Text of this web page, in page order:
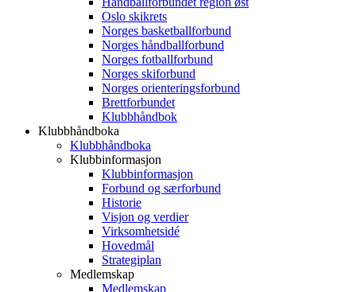
Oslo skikrets
Norges basketballforbund
Norges håndballforbund
Norges fotballforbund
Norges skiforbund
Norges orienteringsforbund
Brettforbundet
Klubbhåndbok
Klubbhåndboka
Klubbhåndboka
Klubbinformasjon
Klubbinformasjon
Forbund og særforbund
Historie
Visjon og verdier
Virksomhetsidé
Hovedmål
Strategiplan
Medlemskap
Medlemskap